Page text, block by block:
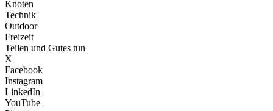
Knoten
Technik
Outdoor
Freizeit
Teilen und Gutes tun
X
Facebook
Instagram
LinkedIn
YouTube